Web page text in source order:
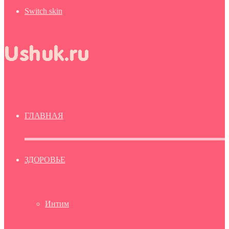
Switch skin
ГЛАВНАЯ
ЗДОРОВЬЕ
Интим